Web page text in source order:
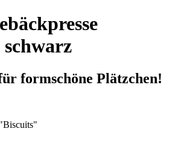
formschöne Plätzchen!